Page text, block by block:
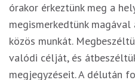
órakor érkeztünk meg a
megismerkedtünk
közös munkát.
valódi célját, és
megjegyzéseit. A délután